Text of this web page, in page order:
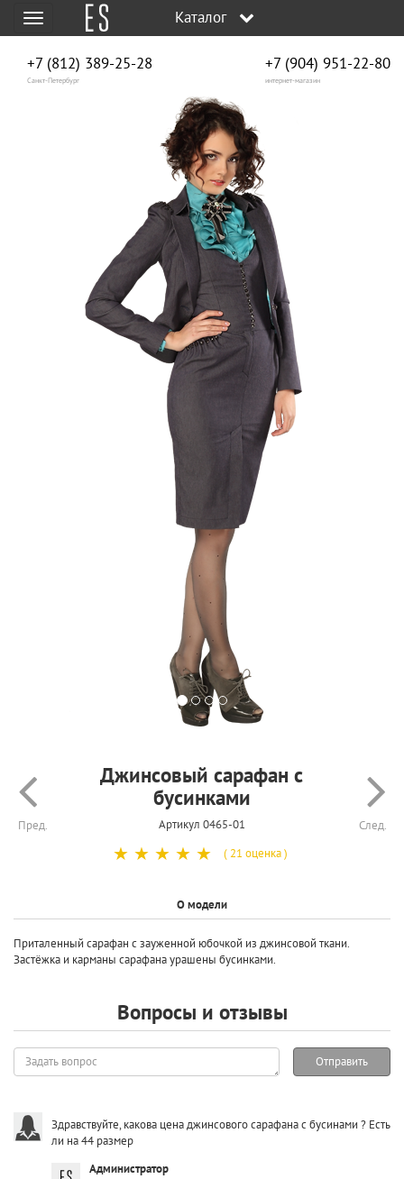
Меню Каталог
+7 (812) 389-25-28
Санкт-Петербург
+7 (904) 951‑22‑80
интернет-магазин
Пред.
Джинсовый сарафан с
бусинками
Артикул 0465-01 След.
☆
☆
☆
☆
☆ ( 21 оценка )
О модели
Приталенный сарафан с зауженной юбочкой из джинсовой ткани.
Застёжка и карманы сарафана урашены бусинками.
Вопросы и отзывы
Задать
вопрос
Отправить
Здравствуйте, какова цена джинсового сарафана с бусинами ? Есть
ли на 44 размер
Администратор